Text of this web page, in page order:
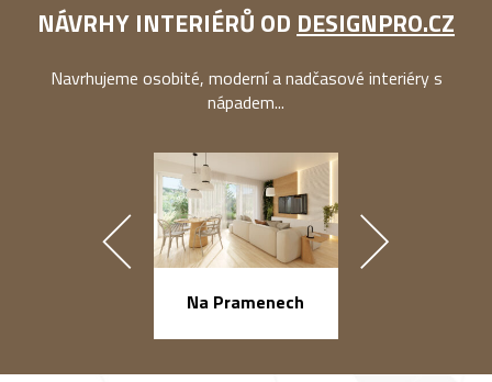
NÁVRHY INTERIÉRŮ OD DESIGNPRO.CZ
Navrhujeme osobité, moderní a nadčasové interiéry s
nápadem...
Na Pramenech